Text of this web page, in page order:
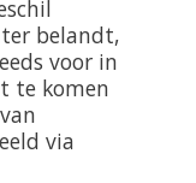
belandt,
voor in
te komen
via